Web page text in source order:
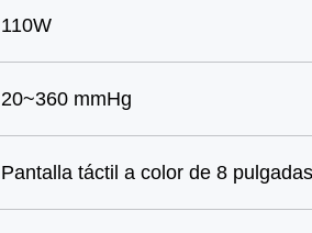
110W
20~360 mmHg
Pantalla táctil a color de 8 pulgadas